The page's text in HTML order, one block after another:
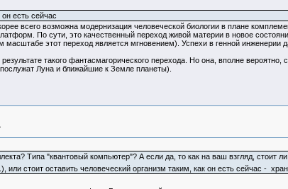
есть сейчас
всего возможна модернизация человеческой биологии в плане
По сути, это качественный переход живой материи в новое
масштабе этот переход является мгновением). Успехи в генной инженерии
такого фантасмагорического перехода. Но она, вполне вероятно,
Луна и ближайшие к Земле планеты).
Типа "квантовый компьютер"? А если да, то как на ваш взгляд, стоит
или стоит оставить человеческий организм таким, как он есть сейчас -